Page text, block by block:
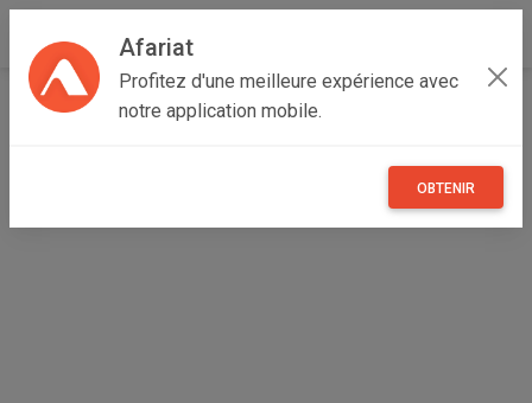
Afariat
Profitez d'une meilleure expérience avec
notre application mobile.
OBTENIR
Accueil Maisons et enfants Grand Tunis
Robot Pâtissier SOKANY SK-921 - Batteur électrique